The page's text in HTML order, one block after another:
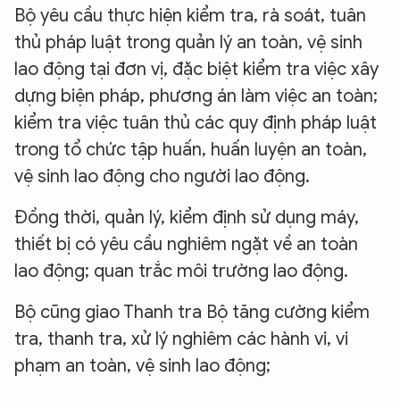
Bộ yêu cầu thực hiện kiểm tra, rà soát, tuân
thủ pháp luật trong quản lý an toàn, vệ sinh
lao động tại đơn vị, đặc biệt kiểm tra việc xây
dựng biện pháp, phương án làm việc an toàn;
kiểm tra việc tuân thủ các quy định pháp luật
trong tổ chức tập huấn, huấn luyện an toàn,
vệ sinh lao động cho người lao động.
Đồng thời, quản lý, kiểm định sử dụng máy,
thiết bị có yêu cầu nghiêm ngặt về an toàn
lao động; quan trắc môi trường lao động.
Bộ cũng giao Thanh tra Bộ tăng cường kiểm
tra, thanh tra, xử lý nghiêm các hành vi, vi
phạm an toàn, vệ sinh lao động;